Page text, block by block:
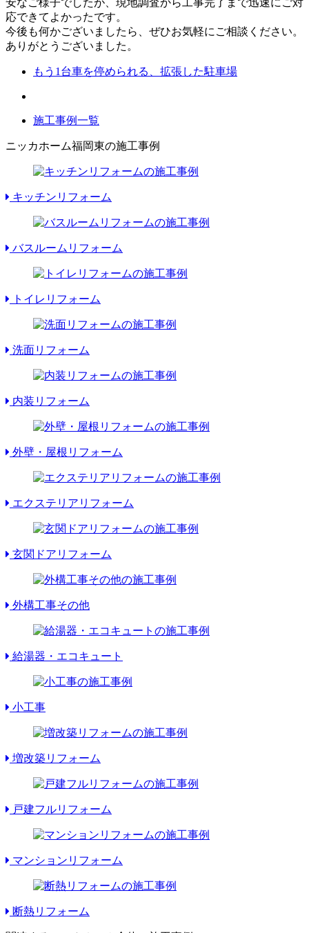
安なご様子でしたが、現地調査から工事完了まで迅速にご対
応できてよかったです。
今後も何かございましたら、ぜひお気軽にご相談ください。
ありがとうございました。
もう1台車を停められる、拡張した駐車場
施工事例一覧
ニッカホーム福岡東の施工事例
キッチンリフォーム
バスルームリフォーム
トイレリフォーム
洗面リフォーム
内装リフォーム
外壁・屋根リフォーム
エクステリアリフォーム
玄関ドアリフォーム
外構工事その他
給湯器・エコキュート
小工事
増改築リフォーム
戸建フルリフォーム
マンションリフォーム
断熱リフォーム